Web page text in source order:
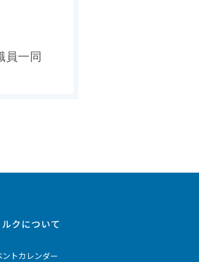
員一同
クについて
ントカレンダー